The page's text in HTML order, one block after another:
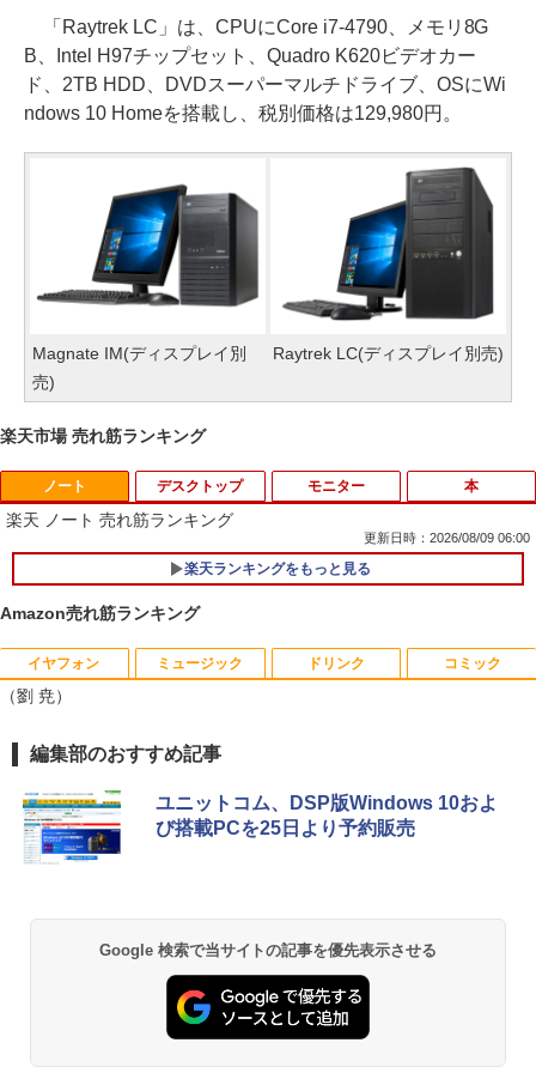
「Raytrek LC」は、CPUにCore i7-4790、メモリ8G
B、Intel H97チップセット、Quadro K620ビデオカー
ド、2TB HDD、DVDスーパーマルチドライブ、OSにWi
ndows 10 Homeを搭載し、税別価格は129,980円。
Magnate IM(ディスプレイ別
売)
Raytrek LC(ディスプレイ別売)
楽天市場 売れ筋ランキング
ノート
楽天 ノート 売れ筋ランキング
更新日時：2026/08/09 06:00
楽天ランキングをもっと見る
デスクトップ モニター 本
1 音羽美奈写真集（仮） [ 音羽美奈 ]
2
ビジネス・キャリア検定試験標準テキス
かたわれ令嬢が男装する理由（コミッ
ク） ： 6 【電子書籍】[ 雨宮レイ. ]
Amazon売れ筋ランキング
イヤフォン
Anker Soundcore P40i オフホワイト
￥7,990
￥5,990
ミュージック
BRUCE WAYNE feat. Flo Milli, ATL Jacob
[Explicit]
￥250
[Explicit]
ドリンク
by Amazon 天然水 ラベルレス 500ml ×24本
富士山の天然水 バナジウム含有 水 ミネラル
ウォーター ペットボトル 静岡県産 500ミリリ
ットル (Smart Basic)
【Amazon.co.jp限定】 い・ろ・は・す 2L P
ET ラベルレス ×8本
￥1,112
コミック
薬屋のひとりごと 17巻 (デジタル版ビッグガ
ンガンコミックス)
￥770
エース)
（劉 尭）
編集部のおすすめ記事
ユニットコム、DSP版Windows 10およ
び搭載PCを25日より予約販売
Google 検索で当サイトの記事を優先表示させる